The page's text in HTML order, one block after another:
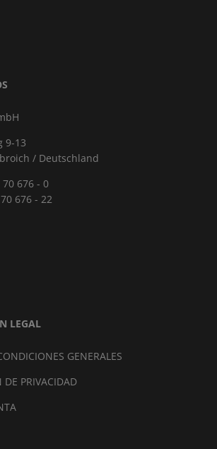
9-13
/ Deutschland
676 - 0
676 - 22
LEGAL
GENERALES
DE PRIVACIDAD